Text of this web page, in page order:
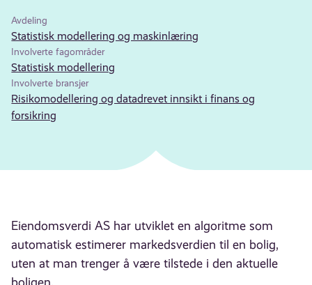
Avdeling
Statistisk modellering og maskinlæring
Involverte fagområder
Statistisk modellering
Involverte bransjer
Risikomodellering og datadrevet innsikt i finans og
forsikring
Eiendomsverdi AS har utviklet en algoritme som
automatisk estimerer markedsverdien til en bolig,
uten at man trenger å være tilstede i den aktuelle
boligen.